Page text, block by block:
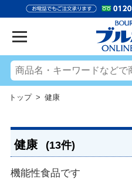
トップ> 健康
健康 (13件)
機能性食品です